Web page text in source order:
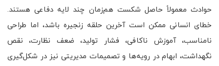
حوادث معمولاً حاصل شکست هم‌زمان چند لایه دفاعی هستند.
خطای انسانی ممکن است آخرین حلقه زنجیره باشد، اما طراحی
نامناسب، آموزش ناکافی، فشار تولید، ضعف نظارت، نقص
نگهداشت، ابهام در رویه‌ها و تصمیمات مدیریتی نیز در شکل‌گیری